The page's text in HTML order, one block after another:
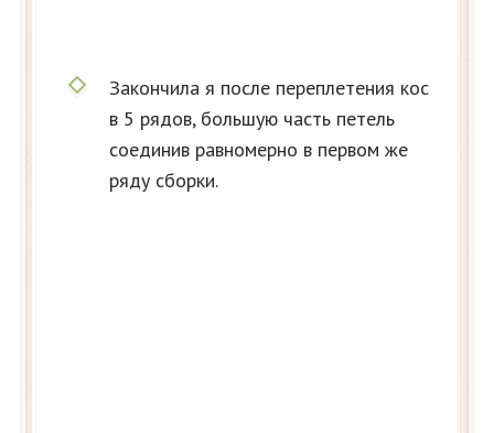
Закончила я после переплетения кос
в 5 рядов, большую часть петель
соединив равномерно в первом же
ряду сборки.